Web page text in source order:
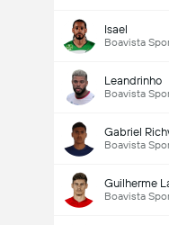
Isael
Boavista
Leandrinho
Boavista
Gabriel
Boavista
Guilherme
Boavista